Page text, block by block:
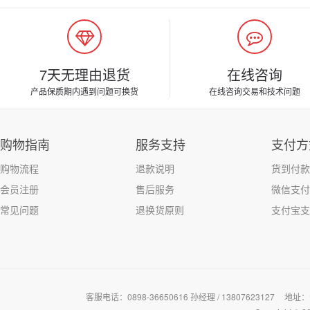
7天无理由退货
产品保质期内遇到问题可换货
在线咨询
在线咨询交易和技术问题
购物指南
购物流程
会员注册
常见问题
服务支持
退款说明
售后服务
退换货原则
支付
货到付款
微信支付
支付宝
客服电话：0898-36650616 孙经理 / 13807623127
地址